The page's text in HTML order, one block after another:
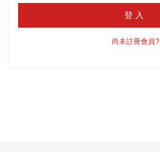
登入
尚未註冊會員?